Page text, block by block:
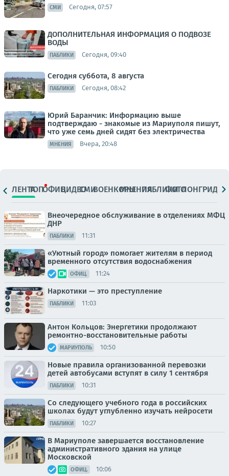
СМИ Сегодня, 07:57
ДОПОЛНИТЕЛЬНАЯ ИНФОРМАЦИЯ О ПОДВОЗЕ
ВОДЫ
ПАБЛИКИ Сегодня, 09:40
Сегодня суббота, 8 августа
ПАБЛИКИ Сегодня, 08:42
Юрий Баранчик: Информацию выше
подтверждаю - знакомые из Мариуполя пишут,
что уже семь дней сидят без электричества
МНЕНИЯ Вчера, 20:48
ЛЕНТАТОПОФИЦ.ВИДЕОСМИВОЕНКОРЫМНЕНИЯПАБЛИКИ
ФОТОЛОНГРИДЫ
Внеочередное обслуживание в отделениях МФЦ
ДНР
ПАБЛИКИ 11:31
«Уютный город» помогает жителям в период
временного отсутствия водоснабжения
ОФИЦ. 11:24
Наркотики — это преступление
ПАБЛИКИ 11:03
Антон Кольцов: Энергетики продолжают
ремонтно-восстановительные работы
МАРИУПОЛЬ 10:50
Новые правила организованной перевозки
детей автобусами вступят в силу 1 сентября
ПАБЛИКИ 10:31
Со следующего учебного года в российских
школах будут углубленно изучать нейросети
ПАБЛИКИ 10:27
В Мариуполе завершается восстановление
административного здания на улице
Московской
ОФИЦ. 10:06